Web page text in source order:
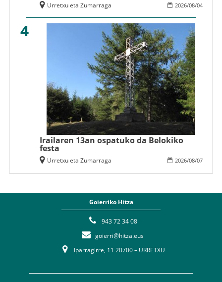
2026/08/04
Urretxu eta Zumarraga
4
Irailaren 13an ospatuko da Belokiko
festa
2026/08/07
Urretxu eta Zumarraga
Goierriko Hitza
943 72 34 08
goierri@hitza.eus
Iparragirre, 11 20700 – URRETXU